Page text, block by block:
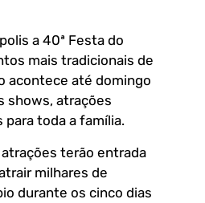
a 40ª Festa do
mais tradicionais de
acontece até domingo
shows, atrações
toda a família.
terão entrada
milhares de
durante os cinco dias